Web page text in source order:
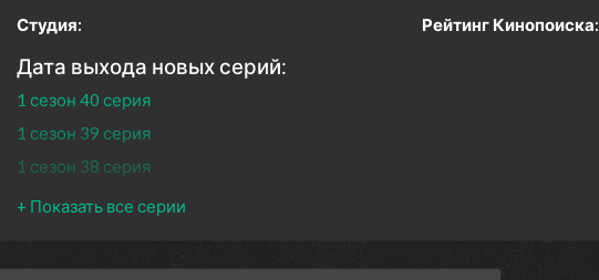
Студия: Рейтинг Кинопоиска:
Дата выхода новых серий:
1 сезон 40 серия
1 сезон 39 серия
1 сезон 38 серия
1 сезон 37 серия
1 сезон 35 серия